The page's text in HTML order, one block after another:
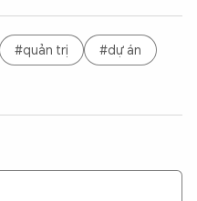
#quản trị
#dự án